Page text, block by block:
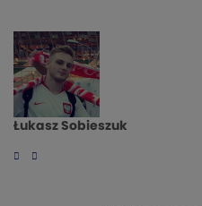
Łukasz Sobieszuk